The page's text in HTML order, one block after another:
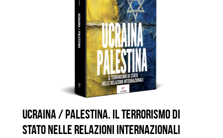
UCRAINA / PALESTINA. IL TERRORISMO DI
STATO NELLE RELAZIONI INTERNAZIONALI